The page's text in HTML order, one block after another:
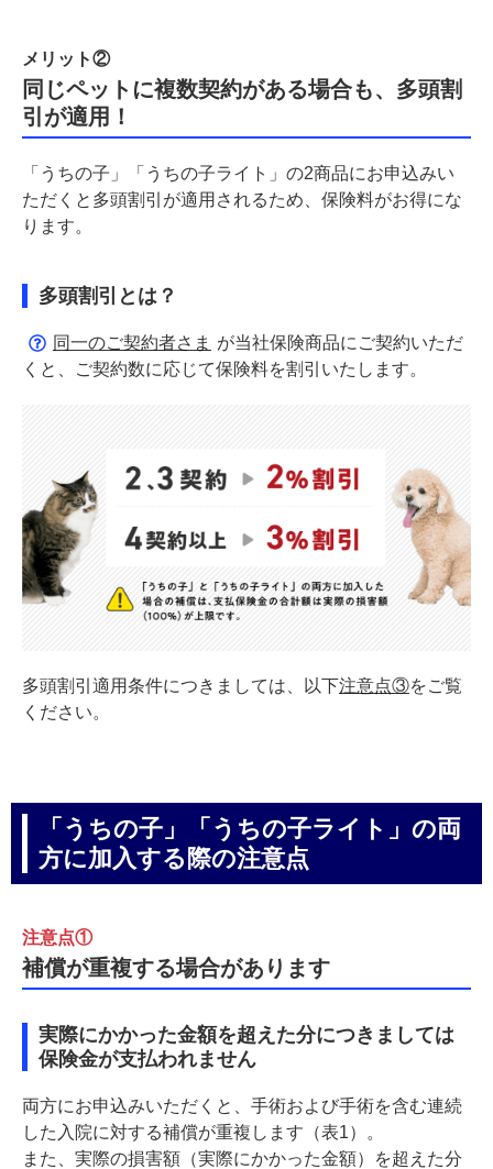
メリット②
同じペットに複数契約がある場合も、多頭割
引が適用！
「うちの子」「うちの子ライト」の2商品にお申込みい
ただくと多頭割引が適用されるため、保険料がお得にな
ります。
多頭割引とは？
同一のご契約者さま が当社保険商品にご契約いただ
くと、ご契約数に応じて保険料を割引いたします。
多頭割引適用条件につきましては、以下注意点③をご覧
ください。
「うちの子」「うちの子ライト」の両
方に加入する際の注意点
注意点①
補償が重複する場合があります
実際にかかった金額を超えた分につきましては
保険金が支払われません
両方にお申込みいただくと、手術および手術を含む連続
した入院に対する補償が重複します（表1）。
また、実際の損害額（実際にかかった金額）を超えた分